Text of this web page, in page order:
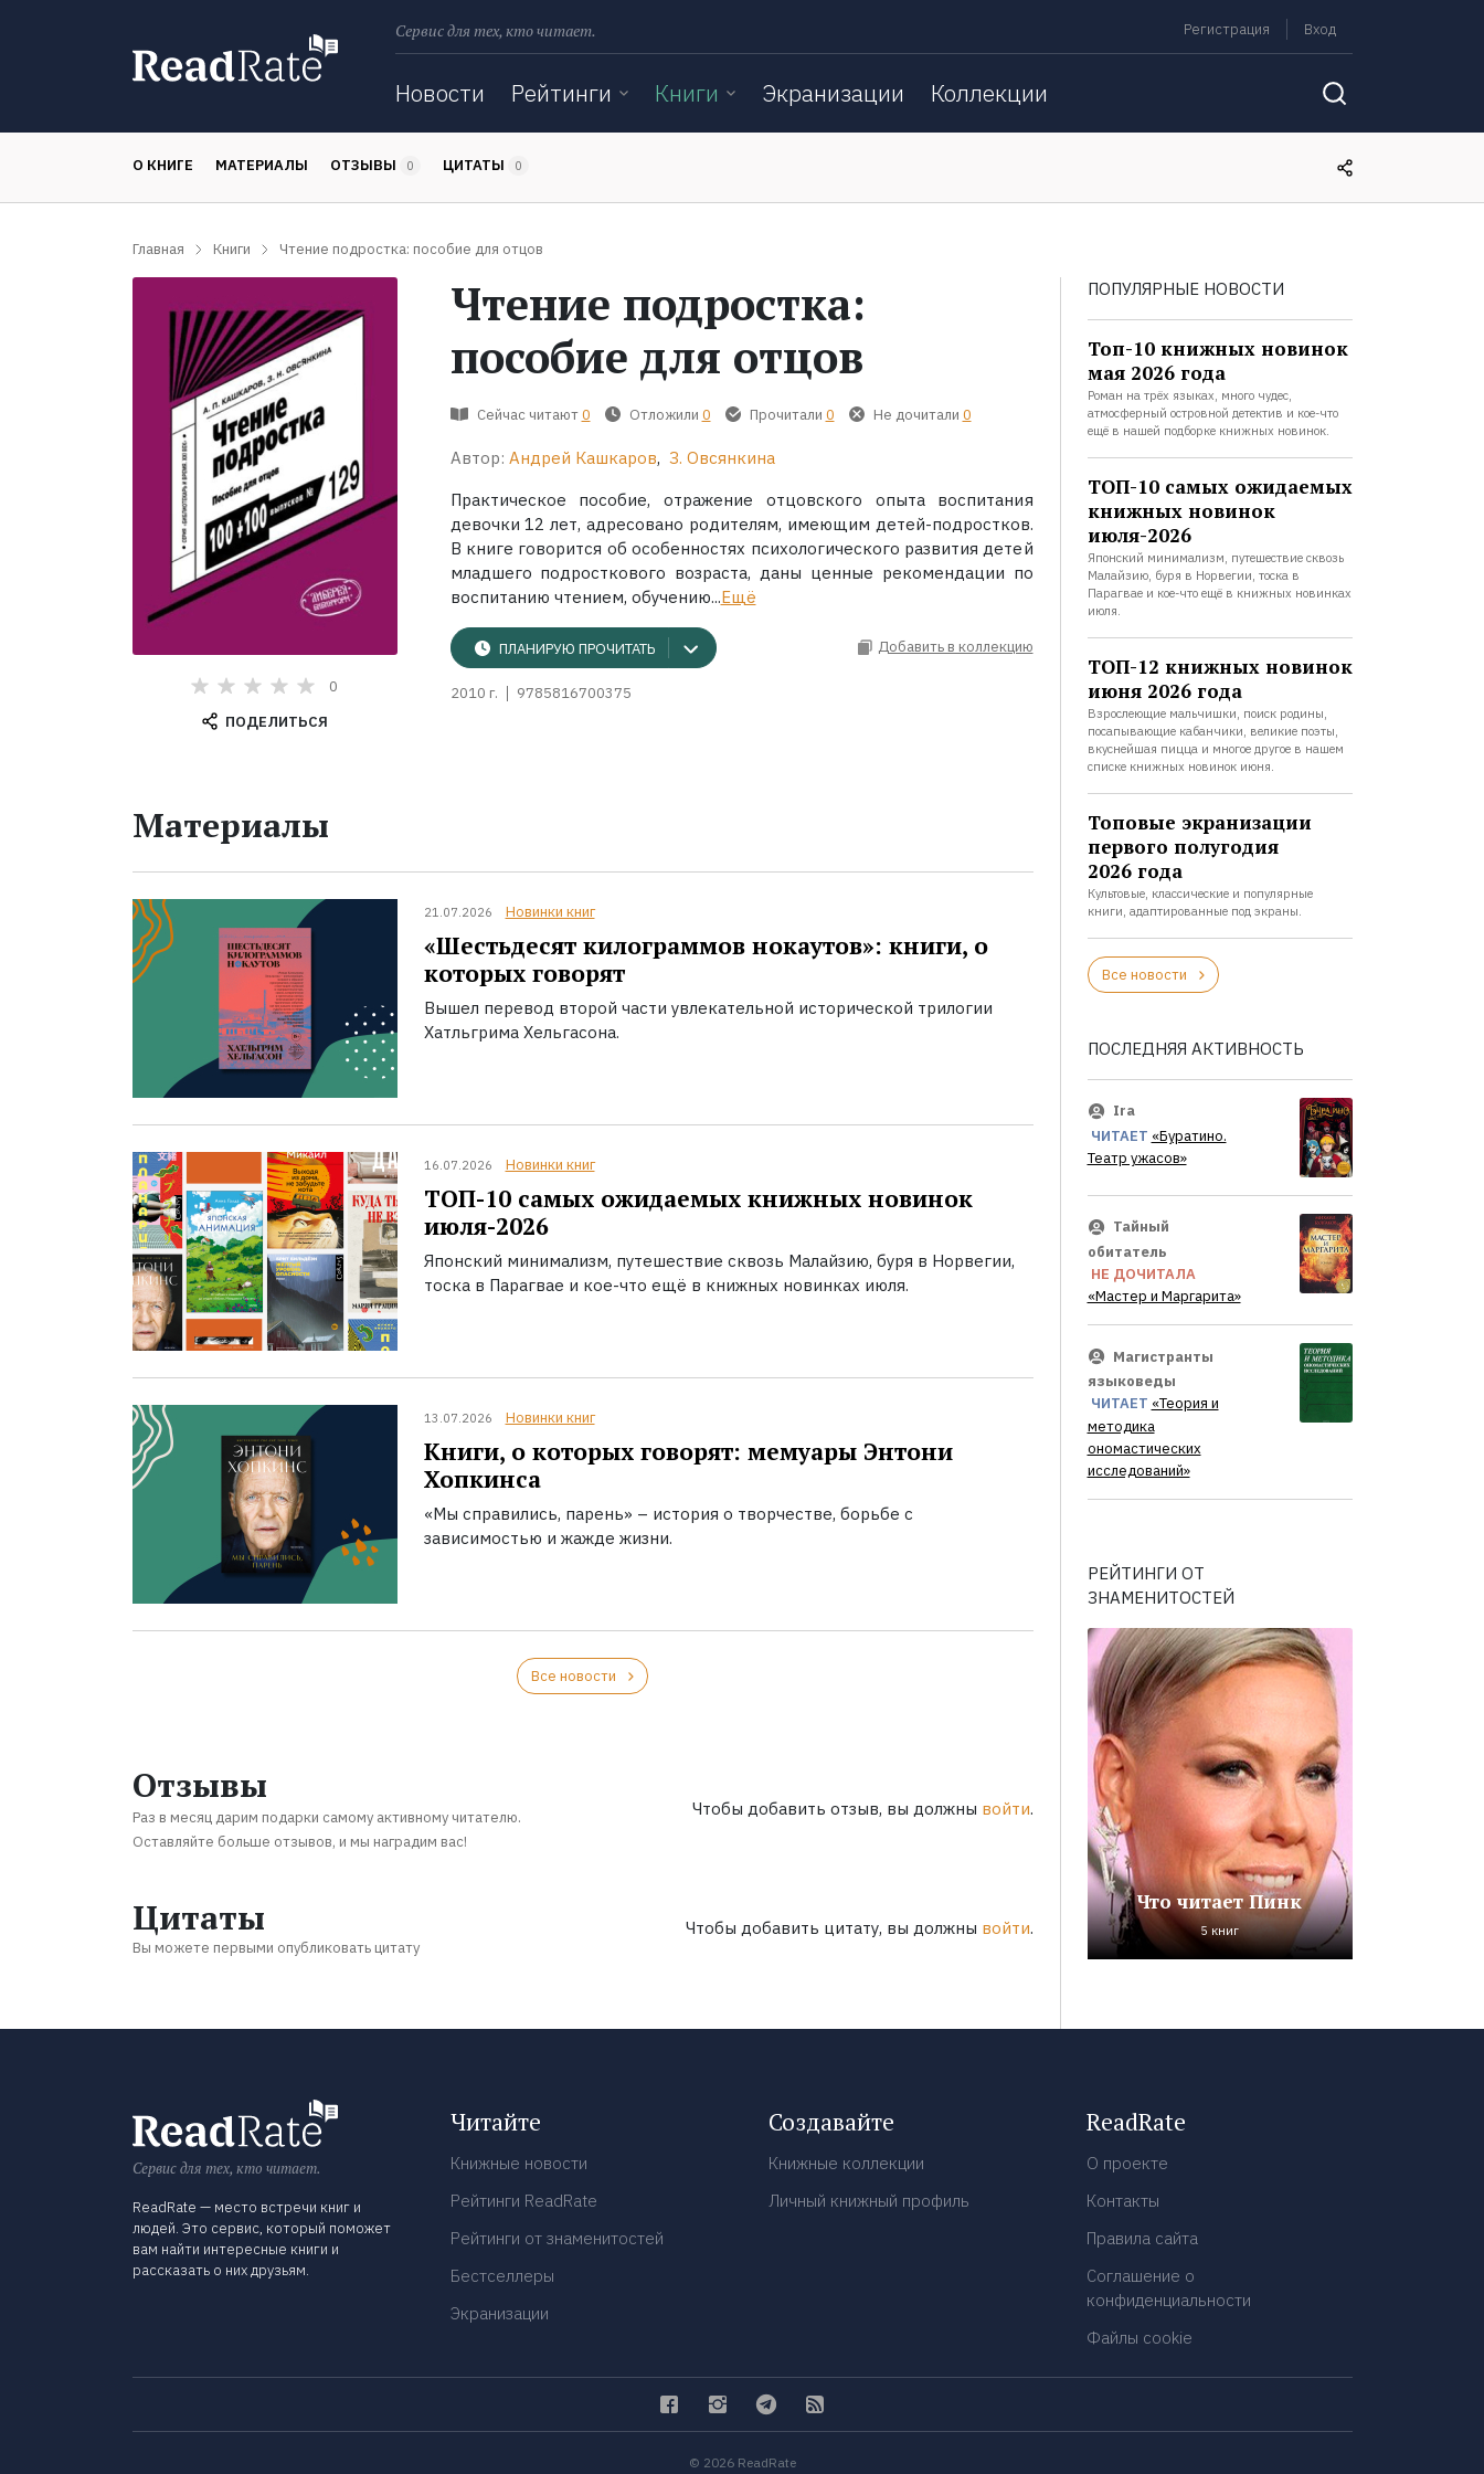
Сервис для тех, кто читает. Регистрация Вход
Новости Рейтинги Книги Экранизации Коллекции
О КНИГЕ МАТЕРИАЛЫ ОТЗЫВЫ 0 ЦИТАТЫ 0
Главная Книги Чтение подростка: пособие для отцов
0
ПОДЕЛИТЬСЯ
Чтение подростка:
пособие для отцов
Сейчас читают 0 Отложили 0 Прочитали 0 Не дочитали 0
Автор: Андрей Кашкаров, З. Овсянкина
Практическое пособие, отражение отцовского опыта воспитания
девочки 12 лет, адресовано родителям, имеющим детей-подростков.
В книге говорится об особенностях психологического развития детей
младшего подросткового возраста, даны ценные рекомендации по
воспитанию чтением, обучению...Ещё
ПЛАНИРУЮ ПРОЧИТАТЬ Добавить в коллекцию
2010 г. 9785816700375
Материалы
21.07.2026 Новинки книг
«Шестьдесят килограммов нокаутов»: книги, о
которых говорят
Вышел перевод второй части увлекательной исторической трилогии
Хатльгрима Хельгасона.
16.07.2026 Новинки книг
ТОП-10 самых ожидаемых книжных новинок
июля-2026
Японский минимализм, путешествие сквозь Малайзию, буря в Норвегии,
тоска в Парагвае и кое-что ещё в книжных новинках июля.
13.07.2026 Новинки книг
Книги, о которых говорят: мемуары Энтони
Хопкинса
«Мы справились, парень» – история о творчестве, борьбе с
зависимостью и жажде жизни.
Все новости
Отзывы
Раз в месяц дарим подарки самому активному читателю.
Оставляйте больше отзывов, и мы наградим вас!
Чтобы добавить отзыв, вы должны войти.
Цитаты
Вы можете первыми опубликовать цитату
Чтобы добавить цитату, вы должны войти.
ПОПУЛЯРНЫЕ НОВОСТИ
Топ-10 книжных новинок
мая 2026 года
Роман на трёх языках, много чудес,
атмосферный островной детектив и кое-что
ещё в нашей подборке книжных новинок.
ТОП-10 самых ожидаемых
книжных новинок
июля-2026
Японский минимализм, путешествие сквозь
Малайзию, буря в Норвегии, тоска в
Парагвае и кое-что ещё в книжных новинках
июля.
ТОП-12 книжных новинок
июня 2026 года
Взрослеющие мальчишки, поиск родины,
посапывающие кабанчики, великие поэты,
вкуснейшая пицца и многое другое в нашем
списке книжных новинок июня.
Топовые экранизации
первого полугодия
2026 года
Культовые, классические и популярные
книги, адаптированные под экраны.
Все новости
ПОСЛЕДНЯЯ АКТИВНОСТЬ
Ira
ЧИТАЕТ «Буратино.
Театр ужасов»
Тайный
обитатель
НЕ ДОЧИТАЛА
«Мастер и Маргарита»
Магистранты
языковеды
ЧИТАЕТ «Теория и
методика
ономастических
исследований»
РЕЙТИНГИ ОТ
ЗНАМЕНИТОСТЕЙ
Что читает Пинк
5 книг
Сервис для тех, кто читает.
ReadRate — место встречи книг и
людей. Это сервис, который поможет
вам найти интересные книги и
рассказать о них друзьям.
Читайте
Книжные новости
Рейтинги ReadRate
Рейтинги от знаменитостей
Бестселлеры
Экранизации
Создавайте
Книжные коллекции
Личный книжный профиль
ReadRate
О проекте
Контакты
Правила сайта
Соглашение о
конфиденциальности
Файлы cookie
© 2026 ReadRate